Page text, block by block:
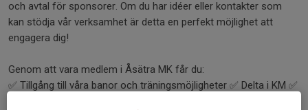
och avtal för sponsorer. Om du har idéer eller kontakter som
kan stödja vår verksamhet är detta en perfekt möjlighet att
engagera dig!
Genom att vara medlem i Åsätra MK får du:
✅ Tillgång till våra banor och träningsmöjligheter ✅ Delta i KM ✅